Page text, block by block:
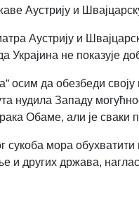
Аустрију и
Аустрију и
Украјина не показује
осим да обезбеди
нудила Западу
Обаме, али је сваки
сукоба мора
и других држава,